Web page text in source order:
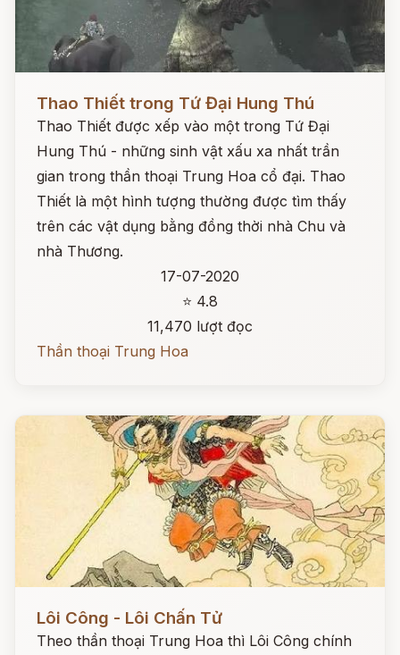
Thao Thiết trong Tứ Đại Hung Thú
Thao Thiết được xếp vào một trong Tứ Đại
Hung Thú - những sinh vật xấu xa nhất trần
gian trong thần thoại Trung Hoa cổ đại. Thao
Thiết là một hình tượng thường được tìm thấy
trên các vật dụng bằng đồng thời nhà Chu và
nhà Thương.
17-07-2020
⭐ 4.8
11,470 lượt đọc
Thần thoại Trung Hoa
Lôi Công - Lôi Chấn Tử
Theo thần thoại Trung Hoa thì Lôi Công chính